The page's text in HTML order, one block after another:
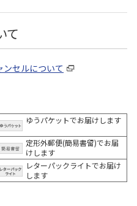
て
ンセルについて
ゆうパケットでお届けします
定形外郵便(簡易書留)でお届
けします
レターパックライトでお届け
します